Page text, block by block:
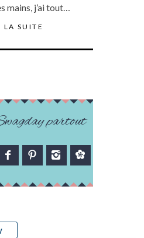
mains, j’ai tout…
LA SUITE
partout